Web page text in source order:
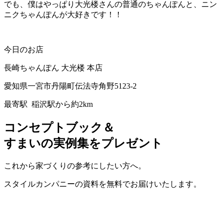
でも、僕はやっぱり大光楼さんの普通のちゃんぽんと、ニン
ニクちゃんぽんが大好きです！！
今日のお店
長崎ちゃんぽん 大光楼 本店
愛知県一宮市丹陽町伝法寺角野5123-2
最寄駅 稲沢駅から約2km
コンセプトブック＆
すまいの実例集をプレゼント
これから家づくりの参考にしたい方へ。
スタイルカンパニーの資料を無料でお届けいたします。